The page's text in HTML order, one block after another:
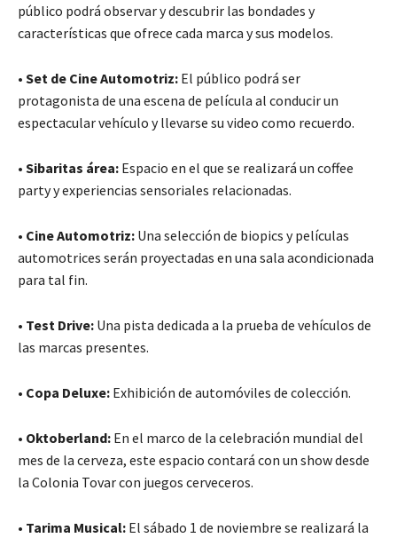
público podrá observar y descubrir las bondades y
características que ofrece cada marca y sus modelos.
• Set de Cine Automotriz: El público podrá ser
protagonista de una escena de película al conducir un
espectacular vehículo y llevarse su video como recuerdo.
• Sibaritas área: Espacio en el que se realizará un coffee
party y experiencias sensoriales relacionadas.
• Cine Automotriz: Una selección de biopics y películas
automotrices serán proyectadas en una sala acondicionada
para tal fin.
• Test Drive: Una pista dedicada a la prueba de vehículos de
las marcas presentes.
• Copa Deluxe: Exhibición de automóviles de colección.
• Oktoberland: En el marco de la celebración mundial del
mes de la cerveza, este espacio contará con un show desde
la Colonia Tovar con juegos cerveceros.
• Tarima Musical: El sábado 1 de noviembre se realizará la